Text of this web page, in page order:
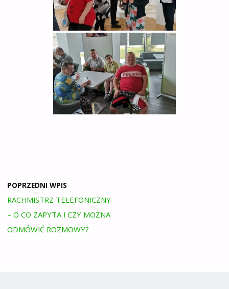
POPRZEDNI WPIS
RACHMISTRZ TELEFONICZNY
– O CO ZAPYTA I CZY MOŻNA
ODMÓWIĆ ROZMOWY?